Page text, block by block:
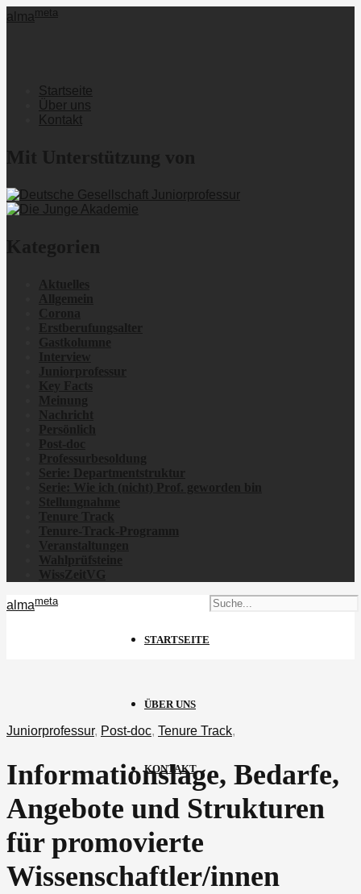
alma meta
Startseite
Über uns
Kontakt
almameta
STARTSEITE
ÜBER UNS
KONTAKT
Juniorprofessur, Post-doc, Tenure Track,
Informationslage, Bedarfe,
Angebote und Strukturen
für promovierte
Wissenschaftler/innen